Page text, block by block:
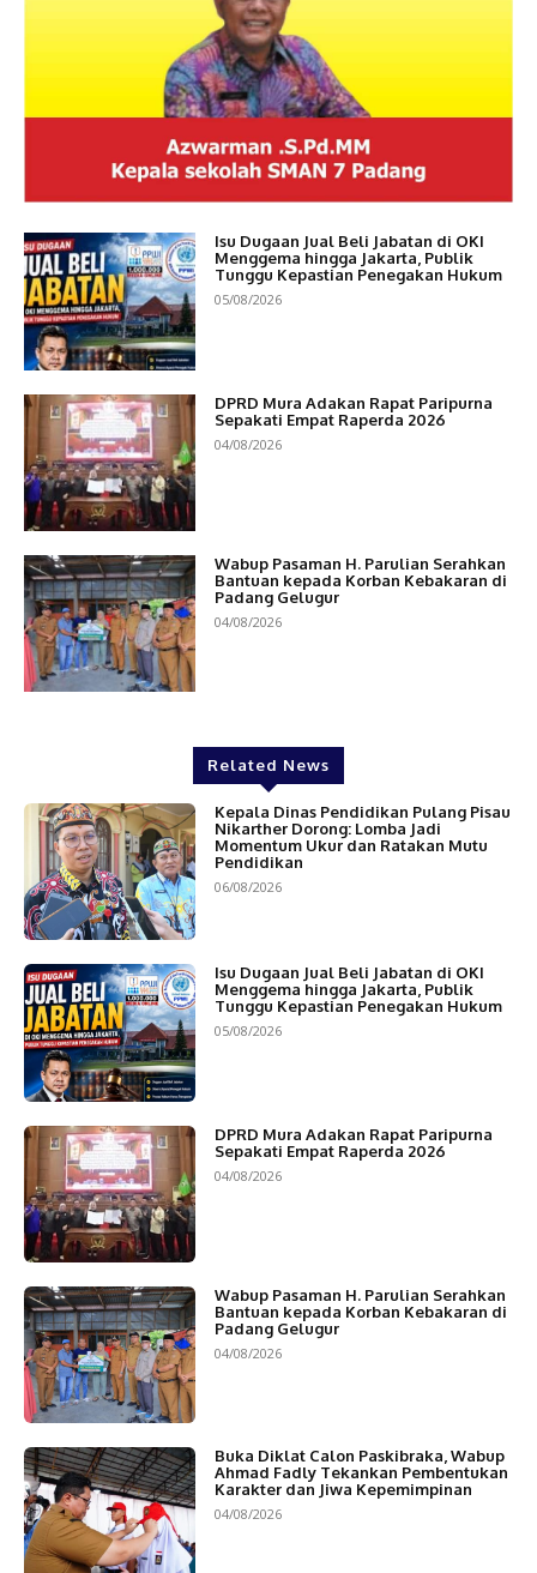
Isu Dugaan Jual Beli Jabatan di OKI
Menggema hingga Jakarta, Publik
Tunggu Kepastian Penegakan Hukum
05/08/2026
DPRD Mura Adakan Rapat Paripurna
Sepakati Empat Raperda 2026
04/08/2026
Wabup Pasaman H. Parulian Serahkan
Bantuan kepada Korban Kebakaran di
Padang Gelugur
04/08/2026
Related News
Kepala Dinas Pendidikan Pulang Pisau
Nikarther Dorong: Lomba Jadi
Momentum Ukur dan Ratakan Mutu
Pendidikan
06/08/2026
Isu Dugaan Jual Beli Jabatan di OKI
Menggema hingga Jakarta, Publik
Tunggu Kepastian Penegakan Hukum
05/08/2026
DPRD Mura Adakan Rapat Paripurna
Sepakati Empat Raperda 2026
04/08/2026
Wabup Pasaman H. Parulian Serahkan
Bantuan kepada Korban Kebakaran di
Padang Gelugur
04/08/2026
Buka Diklat Calon Paskibraka, Wabup
Ahmad Fadly Tekankan Pembentukan
Karakter dan Jiwa Kepemimpinan
04/08/2026